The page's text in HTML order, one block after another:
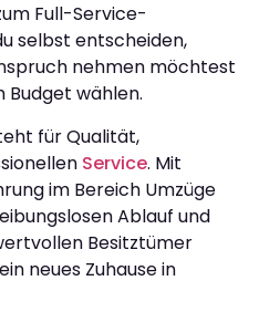
Full-Service-
selbst entscheiden,
nehmen möchtest
wählen.
für Qualität,
Service. Mit
im Bereich Umzüge
Ablauf und
Besitztümer
neues Zuhause in